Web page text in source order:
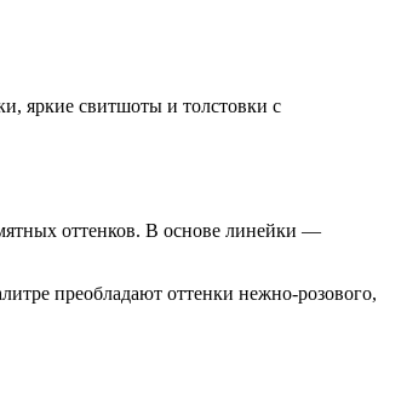
яркие свитшоты и толстовки с
оттенков. В основе линейки —
преобладают оттенки нежно-розового,